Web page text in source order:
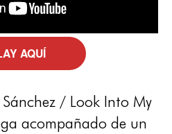
AQUÍ
/ Look Into My
acompañado de un